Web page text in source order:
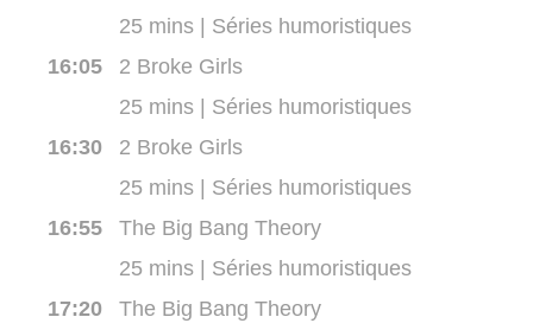
25 mins | Séries humoristiques
16:052 Broke Girls
25 mins | Séries humoristiques
16:302 Broke Girls
25 mins | Séries humoristiques
16:55The Big Bang Theory
25 mins | Séries humoristiques
17:20The Big Bang Theory